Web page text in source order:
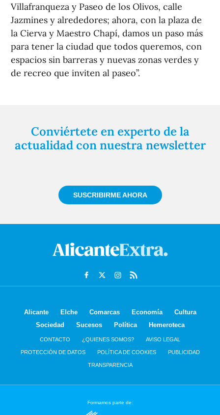
Villafranqueza y Paseo de los Olivos, calle
Jazmines y alrededores; ahora, con la plaza de
la Cierva y Maestro Chapí, damos un paso más
para tener la ciudad que todos queremos, con
espacios sin barreras y nuevas zonas verdes y
de recreo que inviten al paseo”.
Conviértete en experto de la
actualidad con nuestra newsletter
SUSCRIBIRME AHORA
Alicante Elche Comarcas Economía
Cultura
Sociedad
Sucesos Política Hemeroteca
CONTACTO ¿QUIENES SOMOS? AVISO LEGAL
PROTECCIÓN DE DATOS POLÍTICA DE COOKIES PUBLICIDAD
TRANSPARENCIA
Formamos parte de: